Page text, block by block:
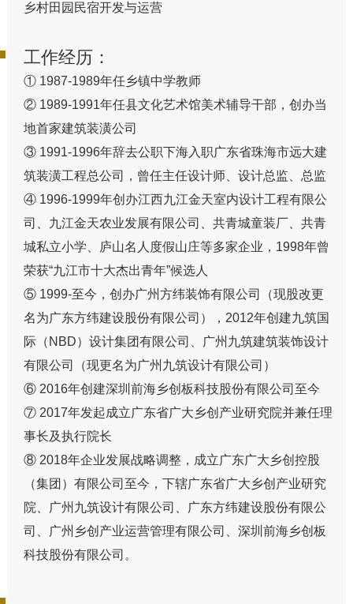
乡村田园民宿开发与运营
工作经历：
① 1987-1989年任乡镇中学教师
② 1989-1991年任县文化艺术馆美术辅导干部，创办当
地首家建筑装潢公司
③ 1991-1996年辞去公职下海入职广东省珠海市远大建
筑装潢工程总公司，曾任主任设计师、设计总监、总监
④ 1996-1999年创办江西九江金天室内设计工程有限公
司、九江金天农业发展有限公司、共青城童装厂、共青
城私立小学、庐山名人度假山庄等多家企业，1998年曾
荣获“九江市十大杰出青年”候选人
⑤ 1999-至今，创办广州方纬装饰有限公司（现股改更
名为广东方纬建设股份有限公司），2012年创建九筑国
际（NBD）设计集团有限公司、广州九筑建筑装饰设计
有限公司（现更名为广州九筑设计有限公司）
⑥ 2016年创建深圳前海乡创板科技股份有限公司至今
⑦ 2017年发起成立广东省广大乡创产业研究院并兼任理
事长及执行院长
⑧ 2018年企业发展战略调整，成立广东广大乡创控股
（集团）有限公司至今，下辖广东省广大乡创产业研究
院、广州九筑设计有限公司、广东方纬建设股份有限公
司、广州乡创产业运营管理有限公司、深圳前海乡创板
科技股份有限公司。